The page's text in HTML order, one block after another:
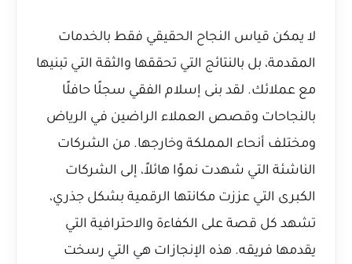
لا يمكن قياس النجاح الحقيقي فقط بالخدمات
المقدمة، بل بالنتائج التي تحققها والثقة التي تبنيها
مع عملائك. لقد بنى إسلام الفقي سجلًا حافلًا
بالنجاحات وقصص العملاء الراضين في الرياض
ومختلف أنحاء المملكة وخارجها. من الشركات
الناشئة التي شهدت نموًا هائلاً، إلى الشركات
الكبرى التي عززت مكانتها الرقمية بشكل جذري،
تشهد كل قصة على الكفاءة والاحترافية التي
يقدمها فريقه. هذه الإنجازات هي التي رسخت